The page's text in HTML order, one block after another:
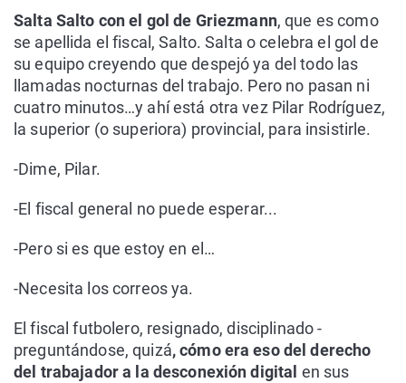
Salta Salto con el gol de Griezmann, que es como
se apellida el fiscal, Salto. Salta o celebra el gol de
su equipo creyendo que despejó ya del todo las
llamadas nocturnas del trabajo. Pero no pasan ni
cuatro minutos…y ahí está otra vez Pilar Rodríguez,
la superior (o superiora) provincial, para insistirle.
-Dime, Pilar.
-El fiscal general no puede esperar...
-Pero si es que estoy en el…
-Necesita los correos ya.
El fiscal futbolero, resignado, disciplinado -
preguntándose, quizá, cómo era eso del derecho
del trabajador a la desconexión digital en sus